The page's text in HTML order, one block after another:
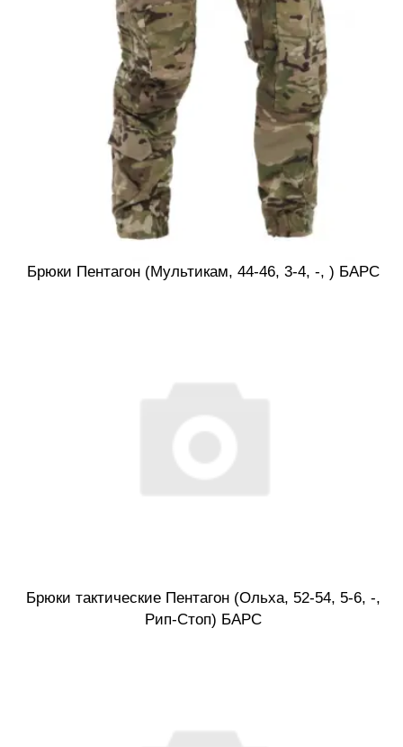
Брюки Пентагон (Мультикам, 44-46, 3-4, -, ) БАРС
Брюки тактические Пентагон (Ольха, 52-54, 5-6, -,
Рип-Стоп) БАРС